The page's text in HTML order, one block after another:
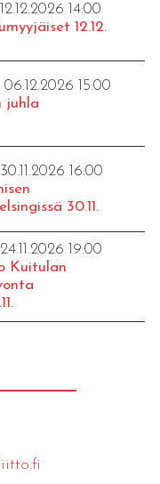
14:00
12.12.
15:00
juhla
16:00
30.11.
19:00
Kuitulan